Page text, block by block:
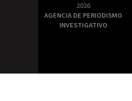
2026
AGENCIA DE PERIODISMO
INVESTIGATIVO